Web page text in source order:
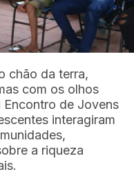
chão da terra,
com os olhos
de Jovens
interagiram
a riqueza